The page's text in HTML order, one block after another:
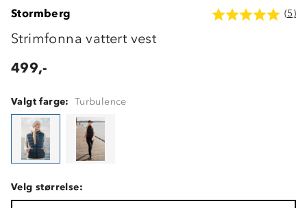
Stormberg (5)
Strimfonna vattert vest
499,-
Valgt farge: Turbulence
Velg størrelse: